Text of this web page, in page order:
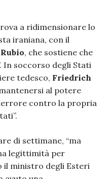
a ridimensionare lo
iraniana, con il
, che sostiene che
In soccorso degli Stati
tedesco, Friedrich
al potere
contro la propria
di settimane, “ma
legittimità per
il ministro degli Esteri